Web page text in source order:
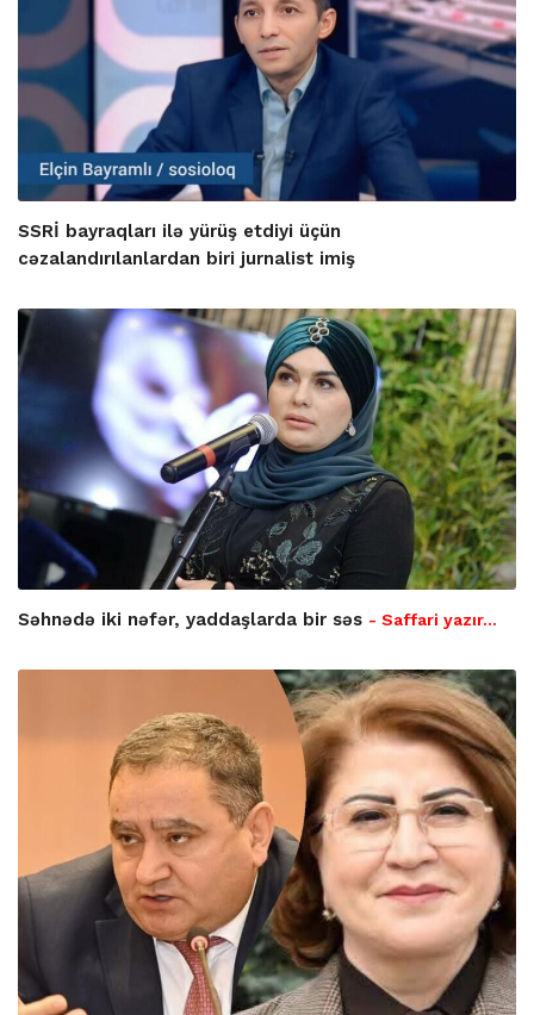
SSRİ bayraqları ilə yürüş etdiyi üçün
cəzalandırılanlardan biri jurnalist imiş
Səhnədə iki nəfər, yaddaşlarda bir səs - Saffari yazır…